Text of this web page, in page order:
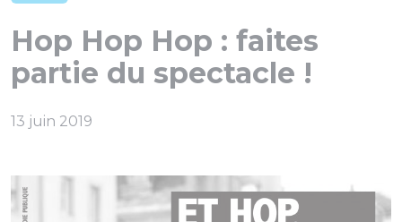
Hop Hop Hop : faites
partie du spectacle !
13 juin 2019